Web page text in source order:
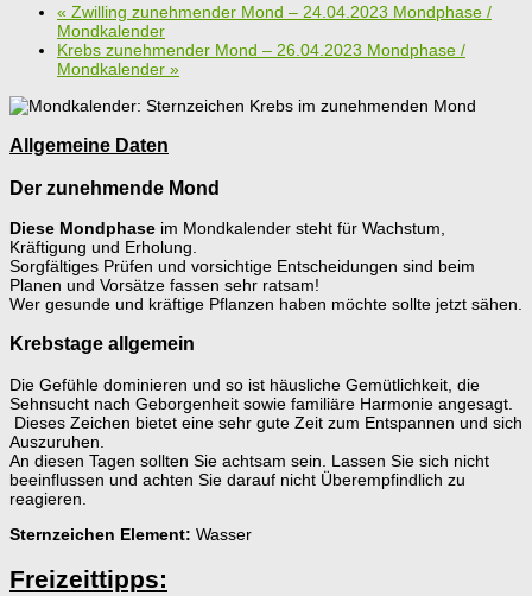
« Zwilling zunehmender Mond – 24.04.2023 Mondphase /
Mondkalender
Krebs zunehmender Mond – 26.04.2023 Mondphase /
Mondkalender »
Allgemeine Daten
Der zunehmende Mond
Diese Mondphase im Mondkalender steht für Wachstum,
Kräftigung und Erholung.
Sorgfältiges Prüfen und vorsichtige Entscheidungen sind beim
Planen und Vorsätze fassen sehr ratsam!
Wer gesunde und kräftige Pflanzen haben möchte sollte jetzt sähen.
Krebstage allgemein
Die Gefühle dominieren und so ist häusliche Gemütlichkeit, die
Sehnsucht nach Geborgenheit sowie familiäre Harmonie angesagt.
Dieses Zeichen bietet eine sehr gute Zeit zum Entspannen und sich
Auszuruhen.
An diesen Tagen sollten Sie achtsam sein. Lassen Sie sich nicht
beeinflussen und achten Sie darauf nicht Überempfindlich zu
reagieren.
Sternzeichen Element: Wasser
Freizeittipps: